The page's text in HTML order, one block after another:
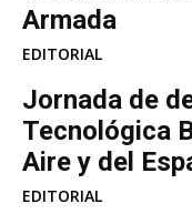
Armada
EDITORIAL
Jornada de
Tecnológica
Aire y del
EDITORIAL